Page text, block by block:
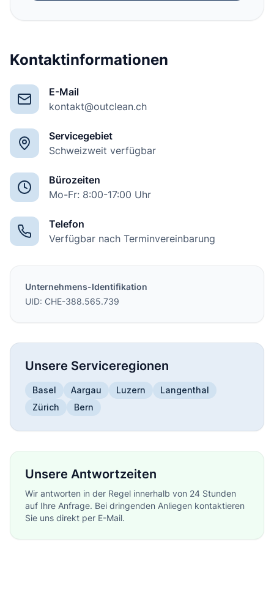
Kontaktinformationen
E-Mail
kontakt@outclean.ch
Servicegebiet
Schweizweit verfügbar
Bürozeiten
Mo-Fr: 8:00-17:00 Uhr
Telefon
Verfügbar nach Terminvereinbarung
Unternehmens-Identifikation
UID: CHE-388.565.739
Unsere Serviceregionen
Basel Aargau Luzern
Langenthal
Zürich
Bern
Unsere Antwortzeiten
Wir antworten in der Regel innerhalb von 24 Stunden
auf Ihre Anfrage. Bei dringenden Anliegen kontaktieren
Sie uns direkt per E-Mail.